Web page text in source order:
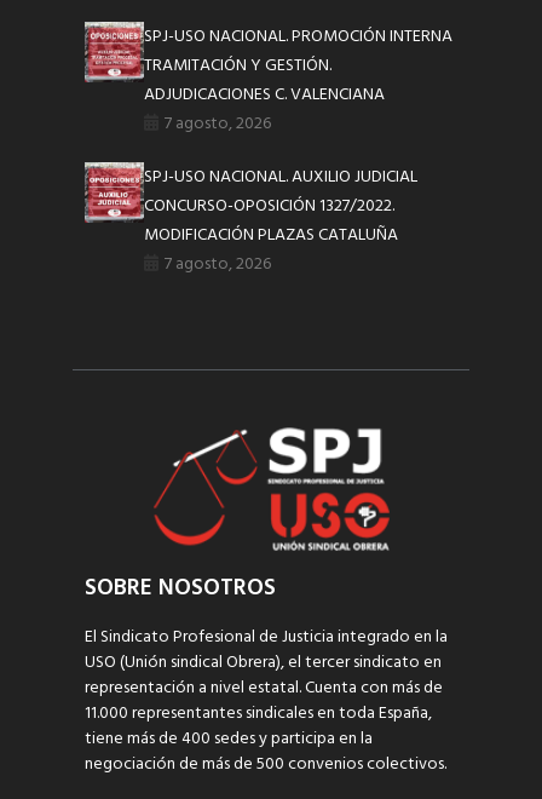
SPJ-USO NACIONAL. PROMOCIÓN INTERNA
TRAMITACIÓN Y GESTIÓN.
ADJUDICACIONES C. VALENCIANA
7 agosto, 2026
SPJ-USO NACIONAL. AUXILIO JUDICIAL
CONCURSO-OPOSICIÓN 1327/2022.
MODIFICACIÓN PLAZAS CATALUÑA
7 agosto, 2026
SOBRE NOSOTROS
El Sindicato Profesional de Justicia integrado en la
USO (Unión sindical Obrera), el tercer sindicato en
representación a nivel estatal. Cuenta con más de
11.000 representantes sindicales en toda España,
tiene más de 400 sedes y participa en la
negociación de más de 500 convenios colectivos.